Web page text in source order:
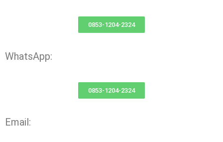
0853-1204-2324
WhatsApp:
0853-1204-2324
Email: